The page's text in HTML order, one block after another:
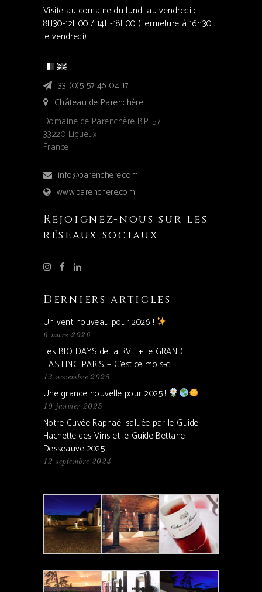
Visite au domaine du lundi au vendredi :
8H30-12H00 / 14H-18H00 (Fermeture à 16h30
le vendredi)
33 (0)5 57 46 04 17
Château de Parenchère
Domaine de Parenchère B.P. 57
33220 Ligueux
France
info@parenchere.com
www.parenchere.com
Rejoignez-nous sur les
réseaux sociaux
Derniers articles
Un vent nouveau pour 2026 !
6 mars 2026
Les BIO DAYS de la RVF + le GRAND
TASTING PARIS – C’est ce mois-ci !
13 novembre 2025
Une grande nouvelle pour 2025 !
10 janvier 2025
Notre Cuvée Raphaël saluée par le Guide
Hachette des Vins et le Guide Bettane-
Desseauve 2025 !
12 septembre 2024